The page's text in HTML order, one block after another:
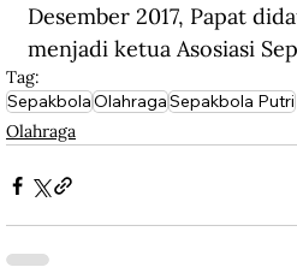
Desember 2017, Papat
menjadi ketua Asosiasi
Tag:
SepakbolaOlahragaSepakbola Putri
Olahraga